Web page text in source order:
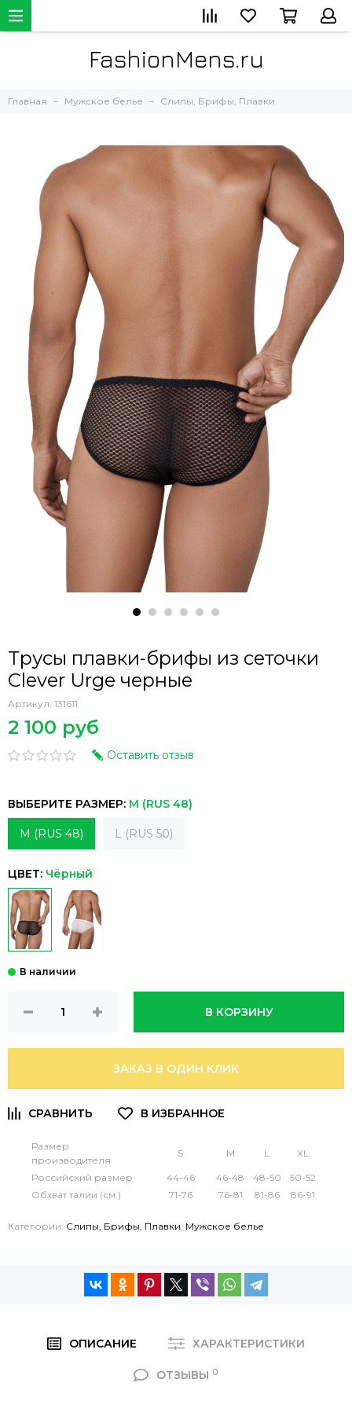
FashionMens.ru
Главная Мужское белье Слипы, Брифы, Плавки
Трусы плавки-брифы из сеточки
Clever Urge черные
Артикул: 131611
2 100 руб
Оставить отзыв
ВЫБЕРИТЕ РАЗМЕР: M (RUS 48)
M (RUS 48) L (RUS 50)
ЦВЕТ: Чёрный
В КОРЗИНУ
ЗАКАЗ В ОДИН КЛИК
Размер
производителя
S M L XL
Российский размер 44-46 46-48 48-50
50-52
Обхват талии (см.)
71-76 76-81 81-86 86-91
Категории: Слипы, Брифы, Плавки, Мужское белье
ОПИСАНИЕ ХАРАКТЕРИСТИКИ
ОТЗЫВЫ 0